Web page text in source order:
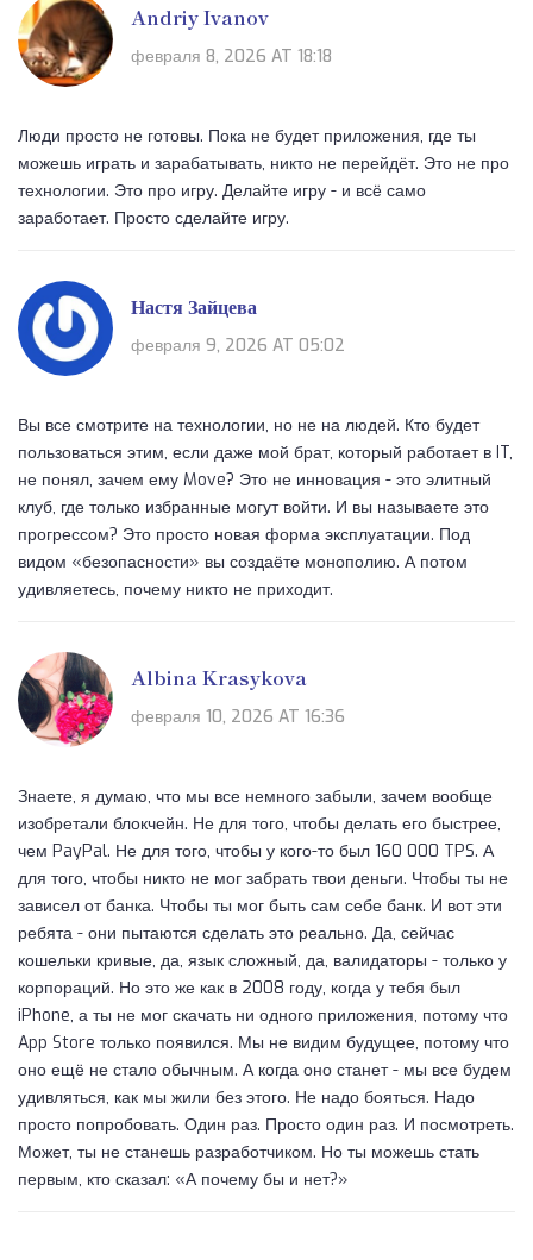
Andriy Ivanov
февраля 8, 2026 AT 18:18
Люди просто не готовы. Пока не будет приложения, где ты
можешь играть и зарабатывать, никто не перейдёт. Это не про
технологии. Это про игру. Делайте игру - и всё само
заработает. Просто сделайте игру.
Настя Зайцева
февраля 9, 2026 AT 05:02
Вы все смотрите на технологии, но не на людей. Кто будет
пользоваться этим, если даже мой брат, который работает в IT,
не понял, зачем ему Move? Это не инновация - это элитный
клуб, где только избранные могут войти. И вы называете это
прогрессом? Это просто новая форма эксплуатации. Под
видом «безопасности» вы создаёте монополию. А потом
удивляетесь, почему никто не приходит.
Albina Krasykova
февраля 10, 2026 AT 16:36
Знаете, я думаю, что мы все немного забыли, зачем вообще
изобретали блокчейн. Не для того, чтобы делать его быстрее,
чем PayPal. Не для того, чтобы у кого-то был 160 000 TPS. А
для того, чтобы никто не мог забрать твои деньги. Чтобы ты не
зависел от банка. Чтобы ты мог быть сам себе банк. И вот эти
ребята - они пытаются сделать это реально. Да, сейчас
кошельки кривые, да, язык сложный, да, валидаторы - только у
корпораций. Но это же как в 2008 году, когда у тебя был
iPhone, а ты не мог скачать ни одного приложения, потому что
App Store только появился. Мы не видим будущее, потому что
оно ещё не стало обычным. А когда оно станет - мы все будем
удивляться, как мы жили без этого. Не надо бояться. Надо
просто попробовать. Один раз. Просто один раз. И посмотреть.
Может, ты не станешь разработчиком. Но ты можешь стать
первым, кто сказал: «А почему бы и нет?»